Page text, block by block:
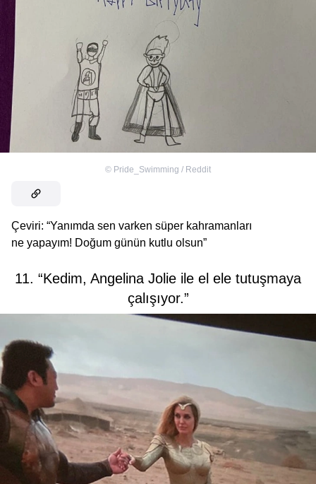
© Pride_Swimming / Reddit
Çeviri: “Yanımda sen varken süper kahramanları
ne yapayım! Doğum günün kutlu olsun”
11. “Kedim, Angelina Jolie ile el ele tutuşmaya
çalışıyor.”